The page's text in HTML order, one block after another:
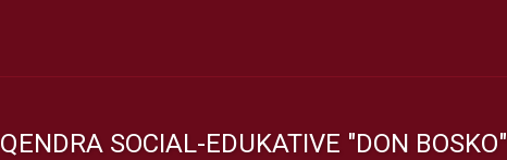
QENDRA SOCIAL-EDUKATIVE "DON BOSKO"